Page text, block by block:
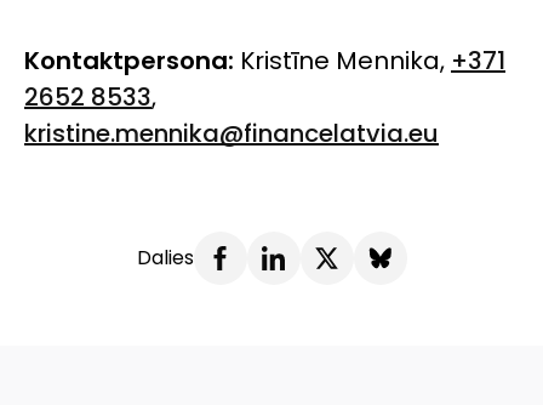
Kontaktpersona: Kristīne Mennika, +371
2652 8533,
kristine.mennika@financelatvia.eu
Dalies